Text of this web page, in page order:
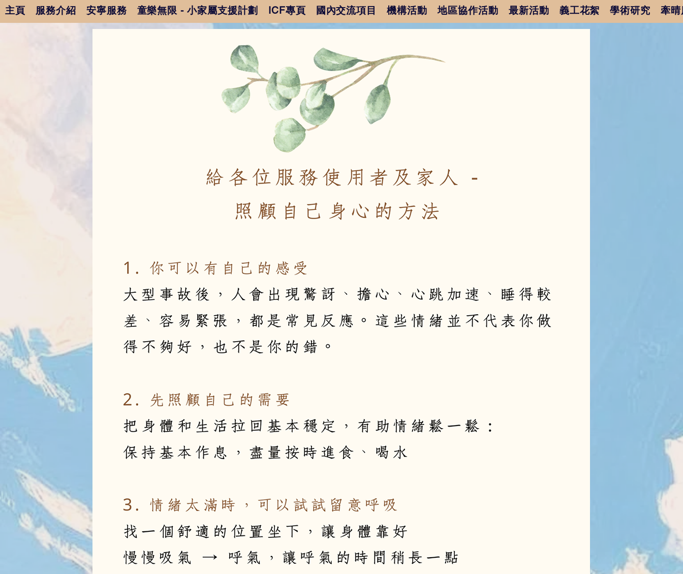
主頁 服務介紹 安寧服務 童樂無限 - 小家屬支援計劃 ICF專頁 國內交流項目 機構活動 地區協作活動 最新活動 義工花絮 學術研究 牽